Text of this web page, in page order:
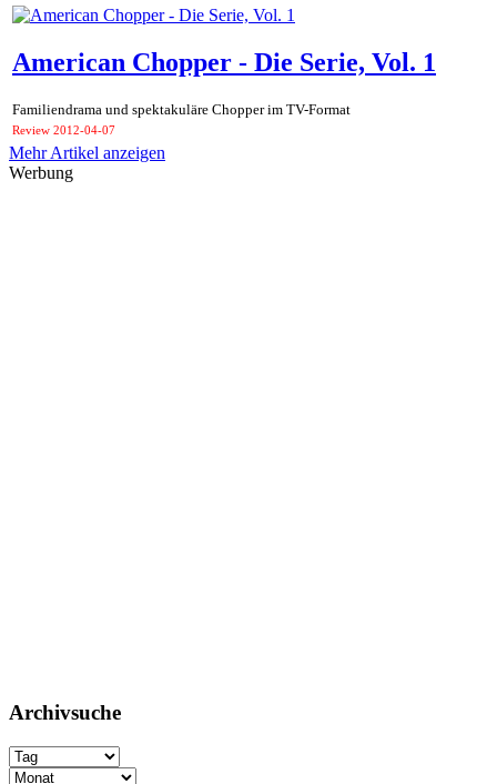
American Chopper - Die Serie, Vol. 1
Familiendrama und spektakuläre Chopper im TV-Format
Review 2012-04-07
Mehr Artikel anzeigen
Werbung
Archivsuche